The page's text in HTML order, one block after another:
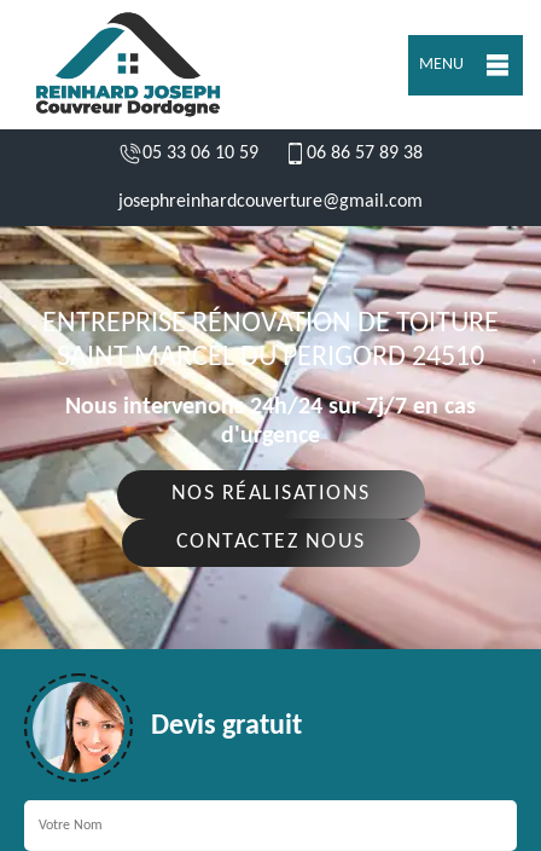
MENU
05 33 06 10 59 06 86 57 89 38
josephreinhardcouverture@gmail.com
ENTREPRISE RÉNOVATION DE TOITURE
SAINT MARCEL DU PERIGORD 24510
Nous intervenons 24h/24 sur 7j/7 en cas
d'urgence
NOS RÉALISATIONS
CONTACTEZ NOUS
Devis gratuit